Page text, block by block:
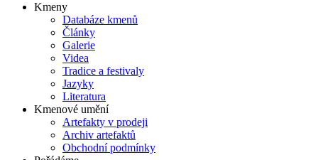
Kmeny
Databáze kmenů
Články
Galerie
Videa
Tradice a festivaly
Jazyky
Literatura
Kmenové umění
Artefakty v prodeji
Archiv artefaktů
Obchodní podmínky